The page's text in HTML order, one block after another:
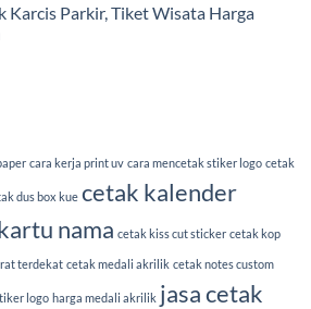
Karcis Parkir, Tiket Wisata Harga
cara kerja print uv cara mencetak stiker logo cetak
dus box kue cetak kalender
nama cetak kiss cut sticker cetak kop
terdekat cetak medali akrilik cetak notes custom
logo harga medali akrilik jasa cetak